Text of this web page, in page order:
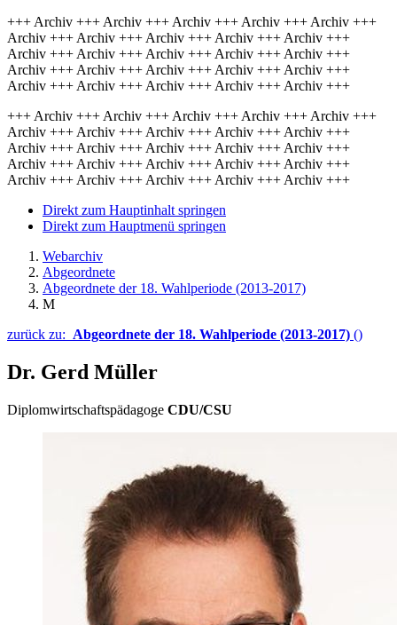
+++ Archiv +++ Archiv +++ Archiv +++ Archiv +++ Archiv +++
Archiv +++ Archiv +++ Archiv +++ Archiv +++ Archiv +++
Archiv +++ Archiv +++ Archiv +++ Archiv +++ Archiv +++
Archiv +++ Archiv +++ Archiv +++ Archiv +++ Archiv +++
Archiv +++ Archiv +++ Archiv +++ Archiv +++ Archiv +++
+++ Archiv +++ Archiv +++ Archiv +++ Archiv +++ Archiv +++
Archiv +++ Archiv +++ Archiv +++ Archiv +++ Archiv +++
Archiv +++ Archiv +++ Archiv +++ Archiv +++ Archiv +++
Archiv +++ Archiv +++ Archiv +++ Archiv +++ Archiv +++
Archiv +++ Archiv +++ Archiv +++ Archiv +++ Archiv +++
Direkt zum Hauptinhalt springen
Direkt zum Hauptmenü springen
Webarchiv
Abgeordnete
Abgeordnete der 18. Wahlperiode (2013-2017)
M
zurück zu: Abgeordnete der 18. Wahlperiode (2013-2017) ()
Dr. Gerd Müller
Diplomwirtschaftspädagoge CDU/CSU